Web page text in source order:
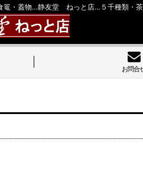
篭・蓋物…静友堂 ねっと店…５千種類・
お問合